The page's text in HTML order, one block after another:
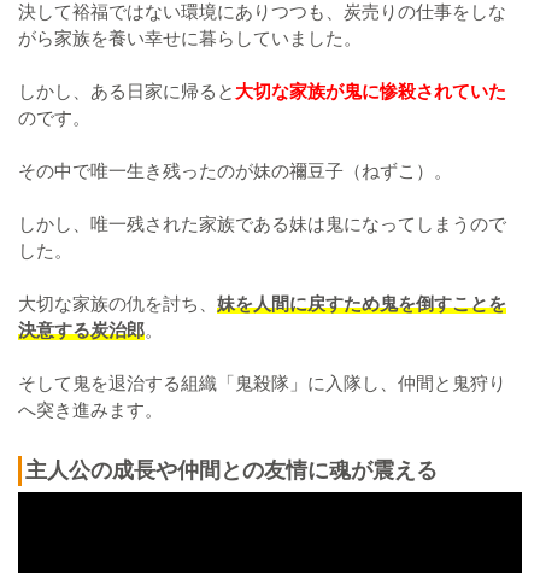
決して裕福ではない環境にありつつも、炭売りの仕事をしな
がら家族を養い幸せに暮らしていました。
しかし、ある日家に帰ると 大切な家族が鬼に惨殺されていた
のです。
その中で唯一生き残ったのが妹の禰豆子（ねずこ）。
しかし、唯一残された家族である妹は鬼になってしまうので
した。
大切な家族の仇を討ち、 妹を人間に戻すため鬼を倒すことを
決意する炭治郎。
そして鬼を退治する組織「鬼殺隊」に入隊し、仲間と鬼狩り
へ突き進みます。
主人公の成長や仲間との友情に魂が震える